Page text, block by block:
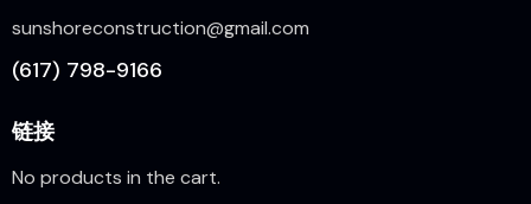
sunshoreconstruction@gmail.com
(617) 798-9166
链接
No products in the cart.